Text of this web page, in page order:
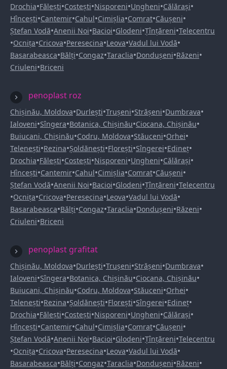
Drochia•Fălești•Costești•Nisporeni•Ungheni•Călărași•
Hîncești•Cantemir•Cahul•Cimișlia•Comrat•Căușeni•
Ștefan Vodă•Anenii Noi•Bacioi•Glodeni•Țînțăreni•Telecentru
•Ocnița•Cricova•Peresecina•Leova•Vadul lui Vodă•
Basarabeasca•Bălți•Congaz•Taraclia•Dondușeni•Răzeni•
Criuleni•Briceni
penoplast roz
Chișinău, Moldova•Durlești•Trușeni•Strășeni•Dumbrava•
Ialoveni•Sîngera•Botanica, Chișinău•Ciocana, Chișinău•
Buiucani, Chișinău•Codru, Moldova•Stăuceni•Orhei•
Telenești•Rezina•Șoldănești•Florești•Sîngerei•Edineț•
Drochia•Fălești•Costești•Nisporeni•Ungheni•Călărași•
Hîncești•Cantemir•Cahul•Cimișlia•Comrat•Căușeni•
Ștefan Vodă•Anenii Noi•Bacioi•Glodeni•Țînțăreni•Telecentru
•Ocnița•Cricova•Peresecina•Leova•Vadul lui Vodă•
Basarabeasca•Bălți•Congaz•Taraclia•Dondușeni•Răzeni•
Criuleni•Briceni
penoplast grafitat
Chișinău, Moldova•Durlești•Trușeni•Strășeni•Dumbrava•
Ialoveni•Sîngera•Botanica, Chișinău•Ciocana, Chișinău•
Buiucani, Chișinău•Codru, Moldova•Stăuceni•Orhei•
Telenești•Rezina•Șoldănești•Florești•Sîngerei•Edineț•
Drochia•Fălești•Costești•Nisporeni•Ungheni•Călărași•
Hîncești•Cantemir•Cahul•Cimișlia•Comrat•Căușeni•
Ștefan Vodă•Anenii Noi•Bacioi•Glodeni•Țînțăreni•Telecentru
•Ocnița•Cricova•Peresecina•Leova•Vadul lui Vodă•
Basarabeasca•Bălți•Congaz•Taraclia•Dondușeni•Răzeni•